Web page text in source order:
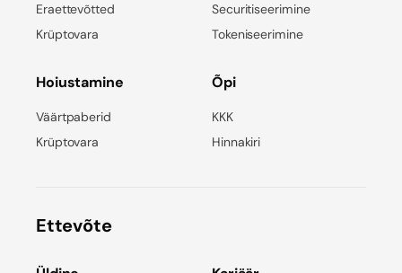
Eraettevõtted
Krüptovara
Hoiustamine
Väärtpaberid
Krüptovara
Securitiseerimine
Tokeniseerimine
Õpi
KKK
Hinnakiri
Ettevõte